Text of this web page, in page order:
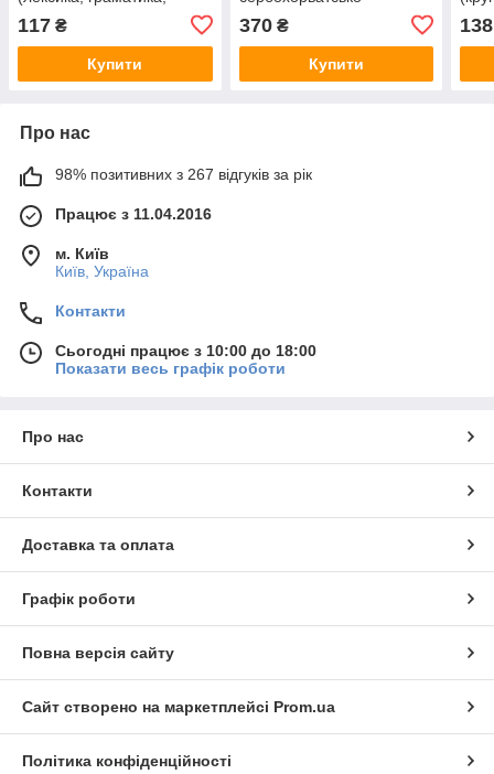
117 ₴
Купити
короткою граматикою
російської мови)
370₴
Купити
138
Про нас
98% позитивних з 267 відгуків за рік
Працює з 11.04.2016
м. Київ
Київ, Україна
Контакти
Сьогодні працює з 10:00 до 18:00
Показати весь графік роботи
Про нас
Контакти
Доставка та оплата
Графік роботи
Повна версія сайту
Сайт створено на маркетплейсі Prom.ua
Політика конфіденційності